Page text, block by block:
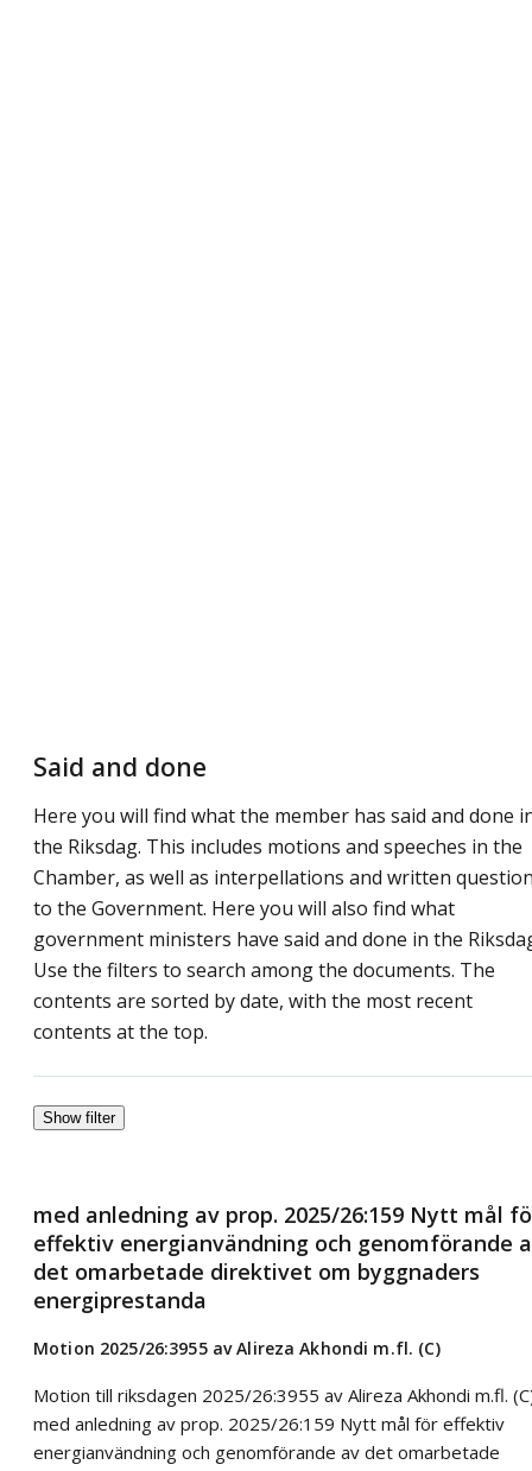
Said and done
Here you will find what the member has said and done
the Riksdag. This includes motions and speeches in the
Chamber, as well as interpellations and written
to the Government. Here you will also find what
government ministers have said and done in the
Use the filters to search among the documents. The
contents are sorted by date, with the most recent
contents at the top.
Show filter
med anledning av prop. 2025/26:159 Nytt mål
effektiv energianvändning och genomförande
det omarbetade direktivet om byggnaders
energiprestanda
Motion 2025/26:3955 av Alireza Akhondi m.fl. (C)
Motion till riksdagen 2025/26:3955 av Alireza Akhondi m.fl.
med anledning av prop. 2025/26:159 Nytt mål för effektiv
energianvändning och genomförande av det omarbetade